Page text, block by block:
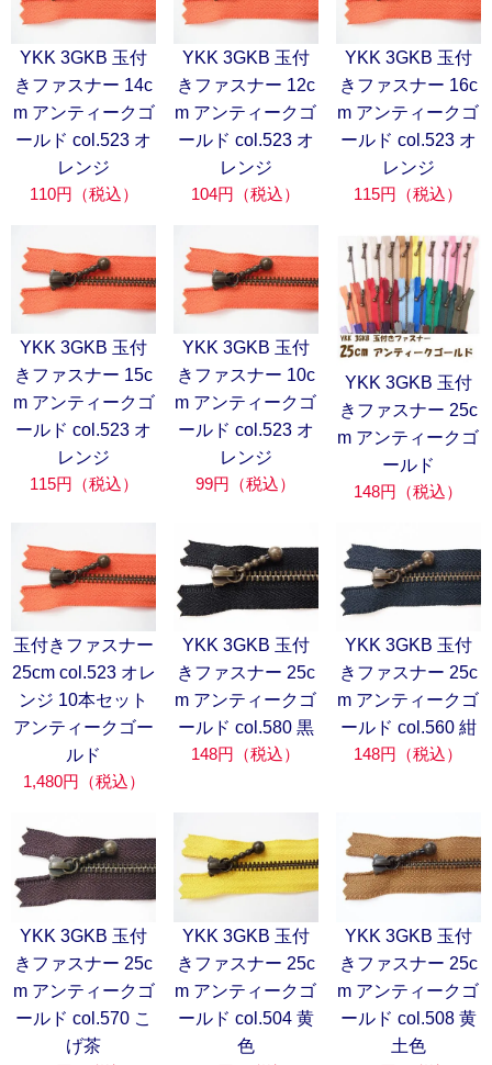
YKK 3GKB 玉付
きファスナー 14c
m アンティークゴ
ールド col.523 オ
レンジ
110円（税込）
YKK 3GKB 玉付
きファスナー 12c
m アンティークゴ
ールド col.523 オ
レンジ
104円（税込）
YKK 3GKB 玉付
きファスナー 16c
m アンティークゴ
ールド col.523 オ
レンジ
115円（税込）
YKK 3GKB 玉付
きファスナー 15c
m アンティークゴ
ールド col.523 オ
レンジ
115円（税込）
YKK 3GKB 玉付
きファスナー 10c
m アンティークゴ
ールド col.523 オ
レンジ
99円（税込）
YKK 3GKB 玉付
きファスナー 25c
m アンティークゴ
ールド
148円（税込）
玉付きファスナー
25cm col.523 オレ
ンジ 10本セット
アンティークゴー
ルド
1,480円（税込）
YKK 3GKB 玉付
きファスナー 25c
m アンティークゴ
ールド col.580 黒
148円（税込）
YKK 3GKB 玉付
きファスナー 25c
m アンティークゴ
ールド col.560 紺
148円（税込）
YKK 3GKB 玉付
きファスナー 25c
m アンティークゴ
ールド col.570 こ
げ茶
YKK 3GKB 玉付
きファスナー 25c
m アンティークゴ
ールド col.504 黄
色
YKK 3GKB 玉付
きファスナー 25c
m アンティークゴ
ールド col.508 黄
土色